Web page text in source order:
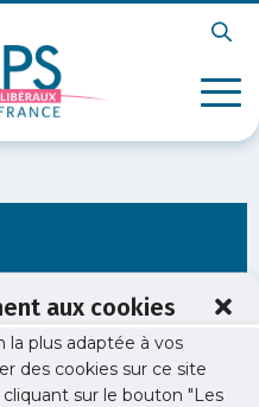
aux cookies
la plus adaptée à vos
des cookies sur ce site
sur le bouton "Les
idf.org/soiree-liberale-